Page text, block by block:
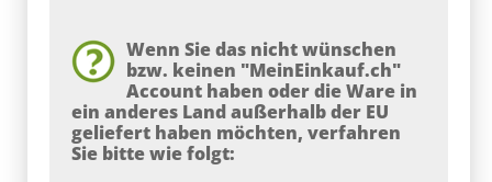
Wenn Sie das nicht wünschen
bzw. keinen "MeinEinkauf.ch"
Account haben oder die Ware in
ein anderes Land außerhalb der EU
geliefert haben möchten, verfahren
Sie bitte wie folgt: